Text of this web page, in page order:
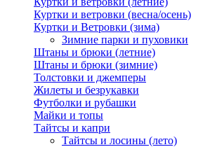
Куртки и ветровки (весна/осень)
Куртки и Ветровки (зима)
Зимние парки и пуховики
Штаны и брюки (летние)
Штаны и брюки (зимние)
Толстовки и джемперы
Жилеты и безрукавки
Футболки и рубашки
Майки и топы
Тайтсы и капри
Тайтсы и лосины (лето)